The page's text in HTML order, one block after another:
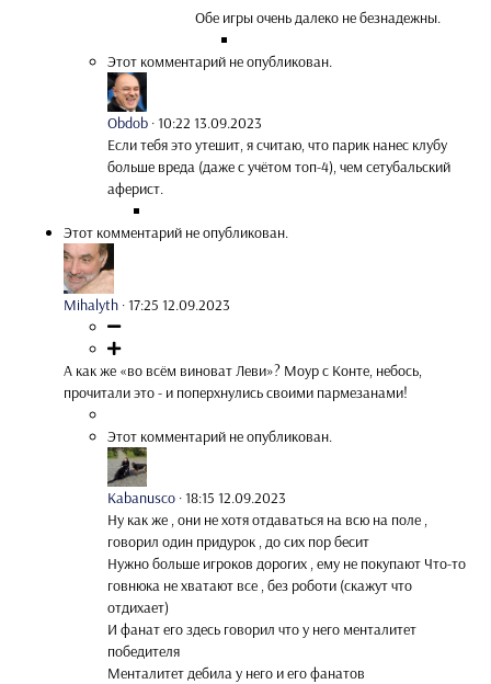
Обе игры очень далеко не безнадежны.
Этот комментарий не опубликован.
Obdob ·10:22 13.09.2023
Если тебя это утешит, я считаю, что парик нанес клубу
больше вреда (даже с учётом топ-4), чем сетубальский
аферист.
Этот комментарий не опубликован.
Mihalyth ·17:25 12.09.2023
А как же «во всём виноват Леви»? Моур с Конте, небось,
прочитали это - и поперхнулись своими пармезанами!
Этот комментарий не опубликован.
Kabanusco ·18:15 12.09.2023
Ну как же , они не хотя отдаваться на всю на поле ,
говорил один придурок , до сих пор бесит
Нужно больше игроков дорогих , ему не покупают Что-то
говнюка не хватают все , без роботи (скажут что
отдихает)
И фанат его здесь говорил что у него менталитет
победителя
Менталитет дебила у него и его фанатов